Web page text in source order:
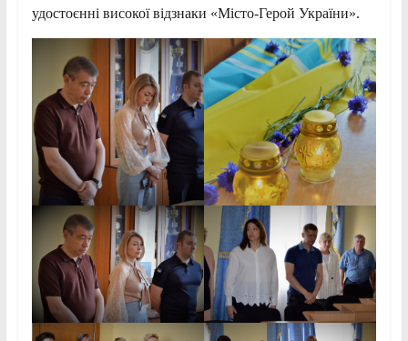
удостоєнні високої відзнаки «Місто-Герой України».